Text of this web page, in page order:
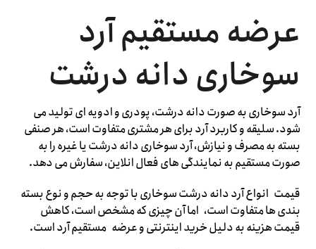
عرضه مستقیم آرد
سوخاری دانه درشت
آرد سوخاری به صورت دانه درشت، پودری و ادویه ای تولید می
شود. سلیقه و کاربرد آرد برای هر مشتری متفاوت است، هر صنفی
بسته به مصرف و نیازش، آرد سوخاری دانه درشت یا غیره را به
صورت مستقیم به نمایندگی های فعال انلاین، سفارش می دهد.
قیمت انواع آرد دانه درشت سوخاری با توجه به حجم و نوع بسته
بندی ها متفاوت است، اما آن چیزی که مشخص است، کاهش
قیمت هزینه به دلیل خرید اینترنتی و عرضه مستقیم آرد است.